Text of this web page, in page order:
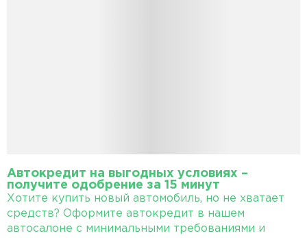
Автокредит на выгодных условиях –
получите одобрение за 15 минут
Хотите купить новый автомобиль, но не хватает
средств? Оформите автокредит в нашем
автосалоне с минимальными требованиями и